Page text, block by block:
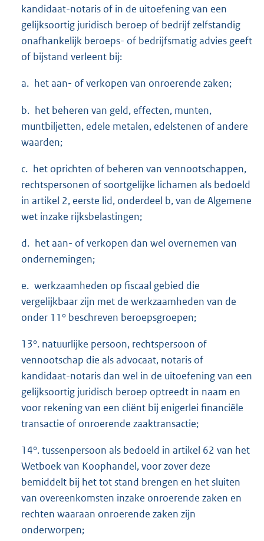
kandidaat-notaris of in de uitoefening van een
gelijksoortig juridisch beroep of bedrijf zelfstandig
onafhankelijk beroeps- of bedrijfsmatig advies geeft
of bijstand verleent bij:
a. het aan- of verkopen van onroerende zaken;
b. het beheren van geld, effecten, munten,
muntbiljetten, edele metalen, edelstenen of andere
waarden;
c. het oprichten of beheren van vennootschappen,
rechtspersonen of soortgelijke lichamen als bedoeld
in artikel 2, eerste lid, onderdeel b, van de Algemene
wet inzake rijksbelastingen;
d. het aan- of verkopen dan wel overnemen van
ondernemingen;
e. werkzaamheden op fiscaal gebied die
vergelijkbaar zijn met de werkzaamheden van de
onder 11° beschreven beroepsgroepen;
13°. natuurlijke persoon, rechtspersoon of
vennootschap die als advocaat, notaris of
kandidaat-notaris dan wel in de uitoefening van een
gelijksoortig juridisch beroep optreedt in naam en
voor rekening van een cliënt bij enigerlei financiële
transactie of onroerende zaaktransactie;
14°. tussenpersoon als bedoeld in artikel 62 van het
Wetboek van Koophandel, voor zover deze
bemiddelt bij het tot stand brengen en het sluiten
van overeenkomsten inzake onroerende zaken en
rechten waaraan onroerende zaken zijn
onderworpen;